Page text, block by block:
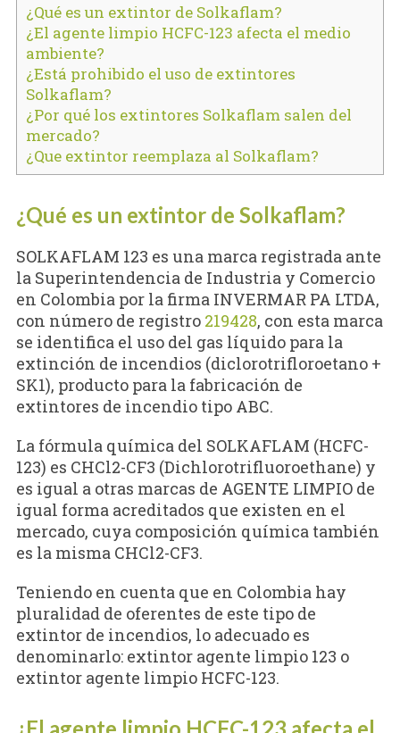
¿Qué es un extintor de Solkaflam?
¿El agente limpio HCFC-123 afecta el medio
ambiente?
¿Está prohibido el uso de extintores
Solkaflam?
¿Por qué los extintores Solkaflam salen del
mercado?
¿Que extintor reemplaza al Solkaflam?
¿Qué es un extintor de Solkaflam?
SOLKAFLAM 123 es una marca registrada ante
la Superintendencia de Industria y Comercio
en Colombia por la firma INVERMAR PA LTDA,
con número de registro 219428, con esta marca
se identifica el uso del gas líquido para la
extinción de incendios (diclorotrifloroetano +
SK1), producto para la fabricación de
extintores de incendio tipo ABC.
La fórmula química del SOLKAFLAM (HCFC-
123) es CHCl2-CF3 (Dichlorotrifluoroethane) y
es igual a otras marcas de AGENTE LIMPIO de
igual forma acreditados que existen en el
mercado, cuya composición química también
es la misma CHCl2-CF3.
Teniendo en cuenta que en Colombia hay
pluralidad de oferentes de este tipo de
extintor de incendios, lo adecuado es
denominarlo: extintor agente limpio 123 o
extintor agente limpio HCFC-123.